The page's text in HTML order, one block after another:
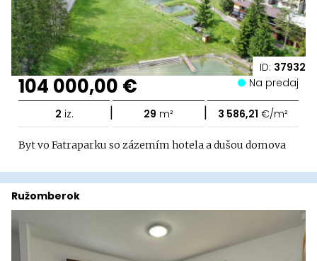
ID: 37932
104 000,00 € Na predaj
2 iz. | 29 m² | 3 586,21 €/m²
Byt vo Fatraparku so zázemím hotela a dušou domova
Ružomberok